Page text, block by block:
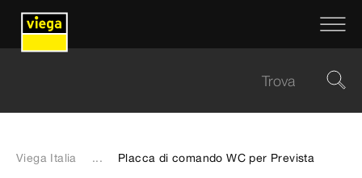
Viega Italia ... Placca di comando WC per Prevista